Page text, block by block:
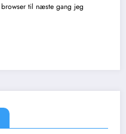
til næste gang jeg